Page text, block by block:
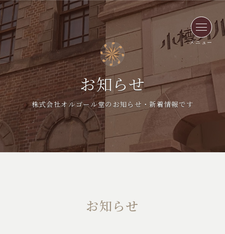
メニュー
お知らせ
株式会社オルゴール堂のお知らせ・新着情報です
お知らせ